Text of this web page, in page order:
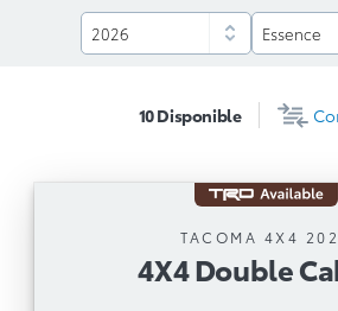
10Disponible
TACOMA 4X4
4X4 Double
4X4 Double Cab
Boîte automatique